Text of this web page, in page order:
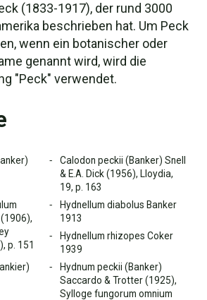
(1833-1917), der rund 3000
beschrieben hat. Um Peck
wenn ein botanischer oder
genannt wird, wird die
"Peck" verwendet.
Calodon peckii (Banker) Snell
& E.A. Dick (1956), Lloydia,
19, p. 163
p. 151
Hydnellum diabolus Banker
1913
Hydnellum rhizopes Coker
1939
Hydnum peckii (Banker)
Saccardo & Trotter (1925),
Sylloge fungorum omnium